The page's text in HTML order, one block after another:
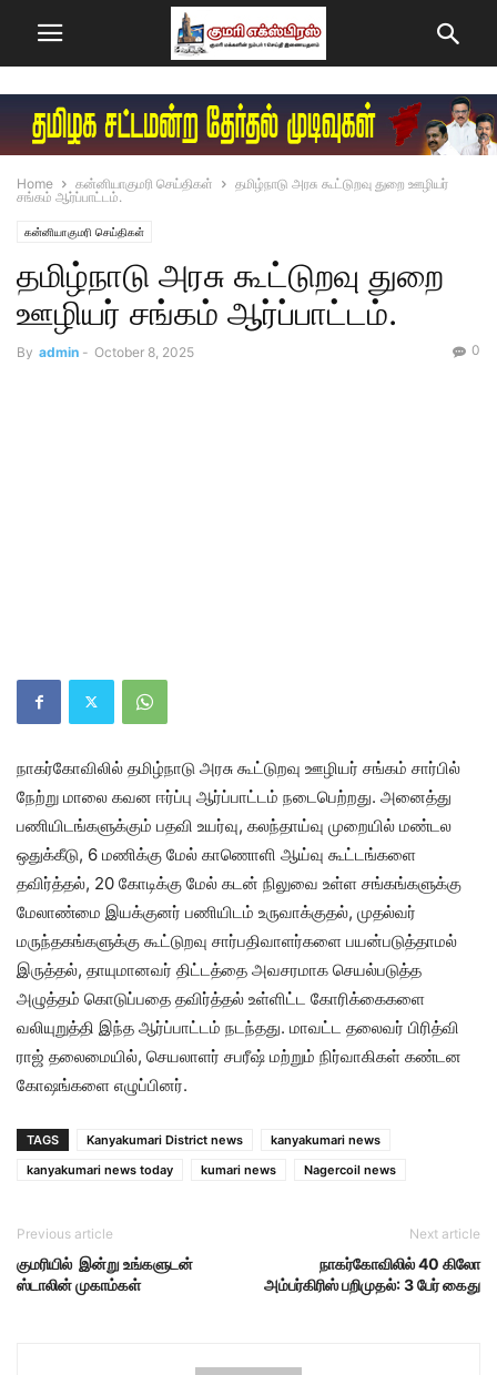
Home கன்னியாகுமரி செய்திகள்
தமிழ்நாடு அரசு கூட்டுறவு துறை ஊழியர்
சங்கம் ஆர்ப்பாட்டம்.
கன்னியாகுமரி செய்திகள்
தமிழ்நாடு அரசு கூட்டுறவு துறை
ஊழியர் சங்கம் ஆர்ப்பாட்டம்.
By admin - October 8, 2025 0
நாகர்கோவிலில் தமிழ்நாடு அரசு கூட்டுறவு ஊழியர் சங்கம் சார்பில்
நேற்று மாலை கவன ஈர்ப்பு ஆர்ப்பாட்டம் நடைபெற்றது. அனைத்து
பணியிடங்களுக்கும் பதவி உயர்வு, கலந்தாய்வு முறையில் மண்டல
ஒதுக்கீடு, 6 மணிக்கு மேல் காணொளி ஆய்வு கூட்டங்களை
தவிர்த்தல், 20 கோடிக்கு மேல் கடன் நிலுவை உள்ள சங்கங்களுக்கு
மேலாண்மை இயக்குனர் பணியிடம் உருவாக்குதல், முதல்வர்
மருந்தகங்களுக்கு கூட்டுறவு சார்பதிவாளர்களை பயன்படுத்தாமல்
இருத்தல், தாயுமானவர் திட்டத்தை அவசரமாக செயல்படுத்த
அழுத்தம் கொடுப்பதை தவிர்த்தல் உள்ளிட்ட கோரிக்கைகளை
வலியுறுத்தி இந்த ஆர்ப்பாட்டம் நடந்தது. மாவட்ட தலைவர் பிரித்வி
ராஜ் தலைமையில், செயலாளர் சபரீஷ் மற்றும் நிர்வாகிகள் கண்டன
கோஷங்களை எழுப்பினர்.
TAGS Kanyakumari District news
kanyakumari news
kanyakumari news today
kumari news Nagercoil news
Previous article
குமரியில் இன்று உங்களுடன்
ஸ்டாலின் முகாம்கள்
Next article
நாகர்கோவிலில் 40 கிலோ
அம்பர்கிரிஸ் பறிமுதல்: 3 பேர் கைது